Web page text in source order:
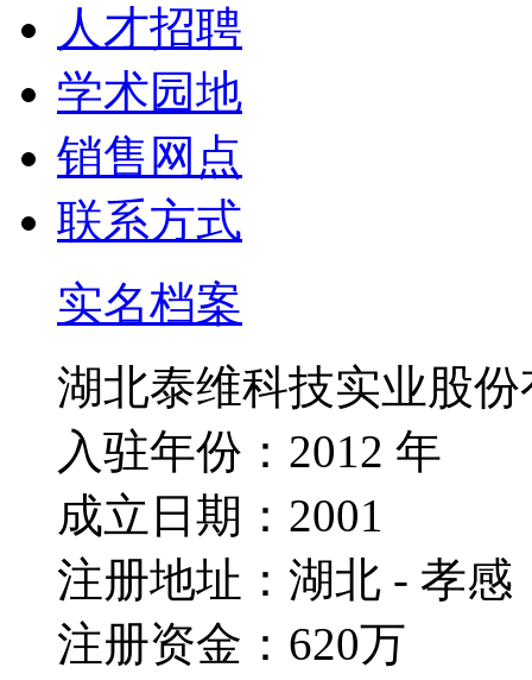
人才招聘
学术园地
销售网点
联系方式
实名档案
湖北泰维科技实业股
入驻年份：2012 年
成立日期：2001
注册地址：湖北 - 孝感
注册资金：620万